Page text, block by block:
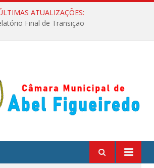
ATUALIZAÇÕES:
Final de Transição